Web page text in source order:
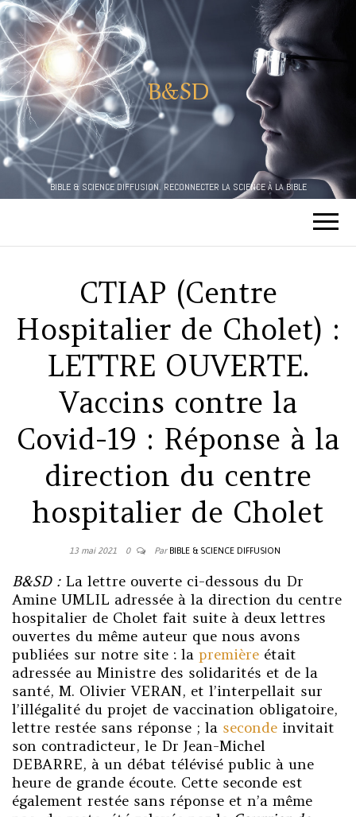
B&SD
BIBLE & SCIENCE DIFFUSION. RECONNECTER LA SCIENCE À LA BIBLE
CTIAP (Centre
Hospitalier de Cholet) :
LETTRE OUVERTE.
Vaccins contre la
Covid-19 : Réponse à la
direction du centre
hospitalier de Cholet
13 mai 2021 0 Par BIBLE & SCIENCE DIFFUSION
B&SD :La lettre ouverte ci-dessous du Dr
Amine UMLIL adressée à la direction du centre
hospitalier de Cholet fait suite à deux lettres
ouvertes du même auteur que nous avons
publiées sur notre site : la première était
adressée au Ministre des solidarités et de la
santé, M. Olivier VERAN, et l’interpellait sur
l’illégalité du projet de vaccination obligatoire,
lettre restée sans réponse ; la seconde invitait
son contradicteur, le Dr Jean-Michel
DEBARRE, à un débat télévisé public à une
heure de grande écoute. Cette seconde est
également restée sans réponse et n’a même